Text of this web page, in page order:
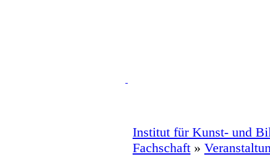
Institut für Kunst- und
Fachschaft »